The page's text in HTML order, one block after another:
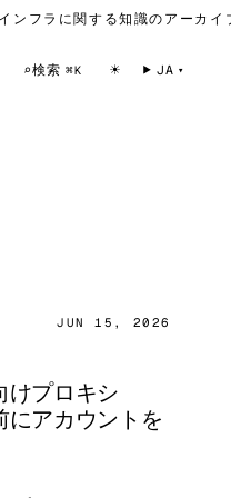
フラに関する知識のアーカイ
⌕検索 ⌘K ☀ JA
JUN 15, 2026
プロキシ
にアカウントを